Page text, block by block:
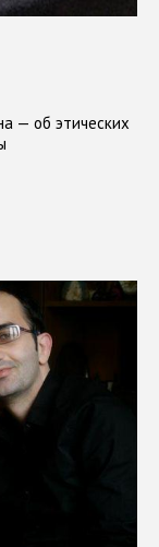
— об этических